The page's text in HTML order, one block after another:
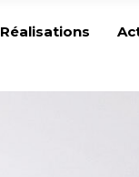
Réalisations